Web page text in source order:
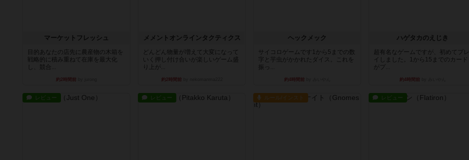
マーケットフレッシュ
目的あなたの店先に農産物の木箱を
戦略的に積み重ねて在庫を最大化
し、競合...
約2時間前
メメントオンラインタクティクス
どんどん物量が増えて大変になって
いく押し付け合いが楽しいゲーム盛
り上が...
約2時間前
ヘックメック
サイコロゲームです1から5までの数
字と芋虫がかかれたダイス。これを
振っ...
約4時間前
ハゲタカのえじき
超有名なゲームですが、初めてプレ
イしました。1から15までのカード
がプ...
約4時間前
レビュー レビュー ルール/インスト レビュー